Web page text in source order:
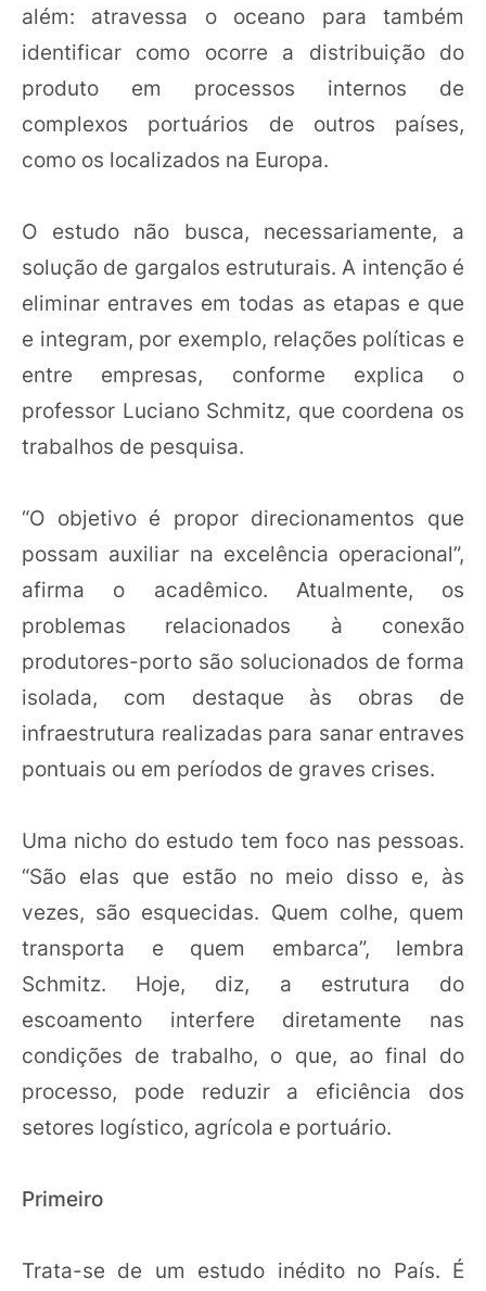
além: atravessa o oceano para também
identificar como ocorre a distribuição do
produto em processos internos de
complexos portuários de outros países,
como os localizados na Europa.
O estudo não busca, necessariamente, a
solução de gargalos estruturais. A intenção é
eliminar entraves em todas as etapas e que
e integram, por exemplo, relações políticas e
entre empresas, conforme explica o
professor Luciano Schmitz, que coordena os
trabalhos de pesquisa.
“O objetivo é propor direcionamentos que
possam auxiliar na excelência operacional”,
afirma o acadêmico. Atualmente, os
problemas relacionados à conexão
produtores-porto são solucionados de forma
isolada, com destaque às obras de
infraestrutura realizadas para sanar entraves
pontuais ou em períodos de graves crises.
Uma nicho do estudo tem foco nas pessoas.
“São elas que estão no meio disso e, às
vezes, são esquecidas. Quem colhe, quem
transporta e quem embarca”, lembra
Schmitz. Hoje, diz, a estrutura do
escoamento interfere diretamente nas
condições de trabalho, o que, ao final do
processo, pode reduzir a eficiência dos
setores logístico, agrícola e portuário.
Primeiro
Trata-se de um estudo inédito no País. É